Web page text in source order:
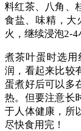
料红茶、八角、
食盐、味精，大
火，继续浸泡2-
煮茶叶蛋时选
润，看起来比较
蛋煮好后可以多
热。但要注意长
于人体健康，所
尽快食用完！